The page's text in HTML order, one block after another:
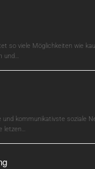
so viele Möglichkeiten wie
und…
kommunikativste soziale
letzen…